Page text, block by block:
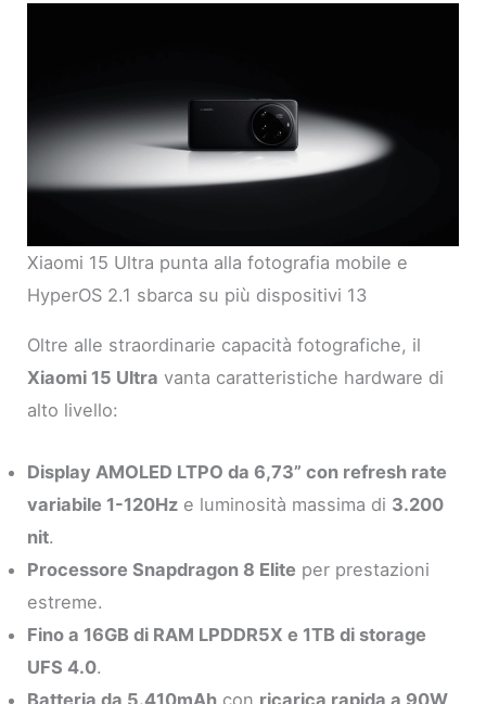
Xiaomi 15 Ultra punta alla fotografia mobile e
HyperOS 2.1 sbarca su più dispositivi 13
Oltre alle straordinarie capacità fotografiche, il
Xiaomi 15 Ultra vanta caratteristiche hardware di
alto livello:
Display AMOLED LTPO da 6,73” con refresh rate
variabile 1-120Hz e luminosità massima di 3.200
nit.
Processore Snapdragon 8 Elite per prestazioni
estreme.
Fino a 16GB di RAM LPDDR5X e 1TB di storage
UFS 4.0.
Batteria da 5.410mAh con ricarica rapida a 90W